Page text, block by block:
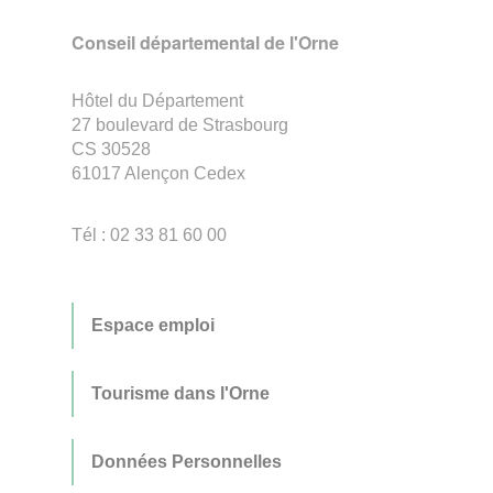
Conseil départemental de l'Orne
Hôtel du Département
27 boulevard de Strasbourg
CS 30528
61017 Alençon Cedex
Tél : 02 33 81 60 00
Espace emploi
Tourisme dans l'Orne
Données Personnelles